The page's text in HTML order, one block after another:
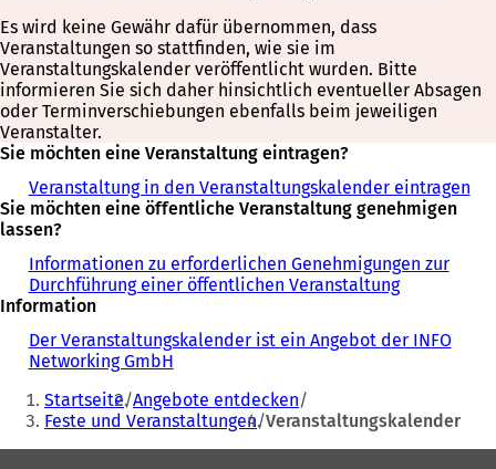
Es wird keine Gewähr dafür übernommen, dass
Veranstaltungen so stattfinden, wie sie im
Veranstaltungskalender veröffentlicht wurden. Bitte
informieren Sie sich daher hinsichtlich eventueller Absagen
oder Terminverschiebungen ebenfalls beim jeweiligen
Veranstalter.
Sie möchten eine Veranstaltung eintragen?
Veranstaltung in den Veranstaltungskalender eintragen
Sie möchten eine öffentliche Veranstaltung genehmigen
lassen?
Informationen zu erforderlichen Genehmigungen zur
Durchführung einer öffentlichen Veranstaltung
Information
Der Veranstaltungskalender ist ein Angebot der INFO
Networking GmbH
Sie
befinden
sich
Startseite Angebote entdecken
Feste und Veranstaltungen Veranstaltungskalender